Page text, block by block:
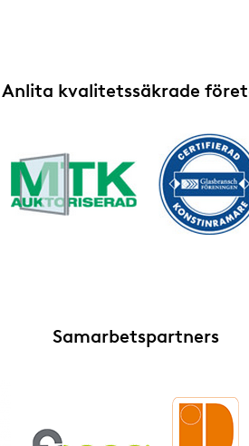
Anlita kvalitetssäkrade
Samarbetspartners